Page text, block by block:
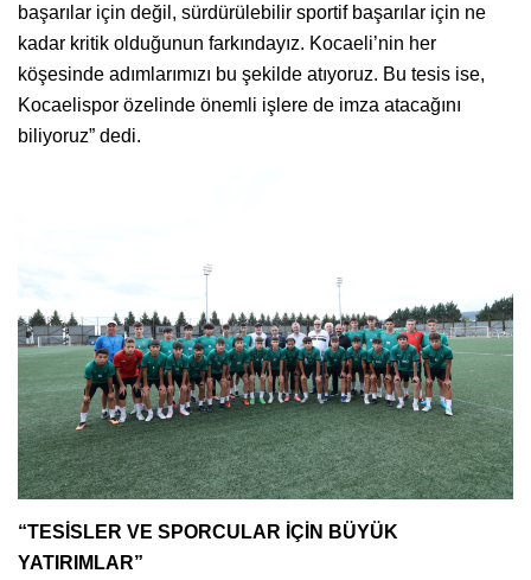
başarılar için değil, sürdürülebilir sportif başarılar için ne
kadar kritik olduğunun farkındayız. Kocaeli’nin her
köşesinde adımlarımızı bu şekilde atıyoruz. Bu tesis ise,
Kocaelispor özelinde önemli işlere de imza atacağını
biliyoruz” dedi.
“TESİSLER VE SPORCULAR İÇİN BÜYÜK
YATIRIMLAR”